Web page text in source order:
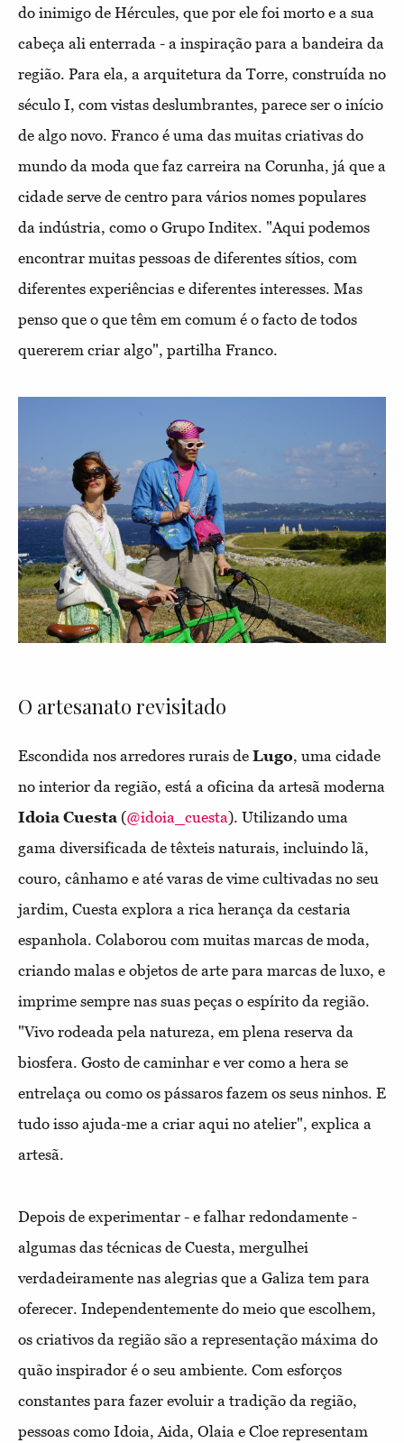
do inimigo de Hércules, que por ele foi morto e a sua
cabeça ali enterrada - a inspiração para a bandeira da
região. Para ela, a arquitetura da Torre, construída no
século I, com vistas deslumbrantes, parece ser o início
de algo novo. Franco é uma das muitas criativas do
mundo da moda que faz carreira na Corunha, já que a
cidade serve de centro para vários nomes populares
da indústria, como o Grupo Inditex. "Aqui podemos
encontrar muitas pessoas de diferentes sítios, com
diferentes experiências e diferentes interesses. Mas
penso que o que têm em comum é o facto de todos
quererem criar algo", partilha Franco.
O artesanato revisitado
Escondida nos arredores rurais de Lugo, uma cidade
no interior da região, está a oficina da artesã moderna
Idoia Cuesta (@idoia_cuesta). Utilizando uma
gama diversificada de têxteis naturais, incluindo lã,
couro, cânhamo e até varas de vime cultivadas no seu
jardim, Cuesta explora a rica herança da cestaria
espanhola. Colaborou com muitas marcas de moda,
criando malas e objetos de arte para marcas de luxo, e
imprime sempre nas suas peças o espírito da região.
"Vivo rodeada pela natureza, em plena reserva da
biosfera. Gosto de caminhar e ver como a hera se
entrelaça ou como os pássaros fazem os seus ninhos. E
tudo isso ajuda-me a criar aqui no atelier", explica a
artesã.
Depois de experimentar - e falhar redondamente -
algumas das técnicas de Cuesta, mergulhei
verdadeiramente nas alegrias que a Galiza tem para
oferecer. Independentemente do meio que escolhem,
os criativos da região são a representação máxima do
quão inspirador é o seu ambiente. Com esforços
constantes para fazer evoluir a tradição da região,
pessoas como Idoia, Aida, Olaia e Cloe representam